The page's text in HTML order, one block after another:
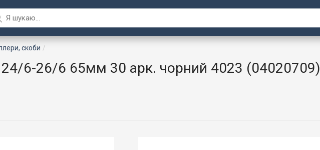
скоби
6-26/6 65мм 30 арк. чорний 4023 (04020709)